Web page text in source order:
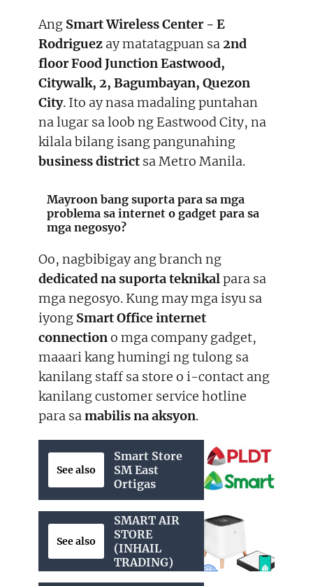
Ang Smart Wireless Center - E
Rodriguez ay matatagpuan sa2nd
floor Food Junction Eastwood,
Citywalk, 2, Bagumbayan, Quezon
City. Ito ay nasa madaling puntahan
na lugar sa loob ng Eastwood City, na
kilala bilang isang pangunahing
business district sa Metro Manila.
Mayroon bang suporta para sa mga
problema sa internet o gadget para sa
mga negosyo?
Oo, nagbibigay ang branch ng
dedicated na suporta teknikalpara sa
mga negosyo. Kung may mga isyu sa
iyong Smart Office internet
connectiono mga company gadget,
maaari kang humingi ng tulong sa
kanilang staff sa store o i-contact ang
kanilang customer service hotline
para samabilis na aksyon.
See also
Smart Store
SM East
Ortigas
See also
SMART AIR
STORE
(INHAIL
TRADING)